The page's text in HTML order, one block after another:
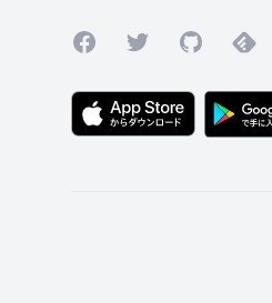
FacebookTwitterGitHubFeedly